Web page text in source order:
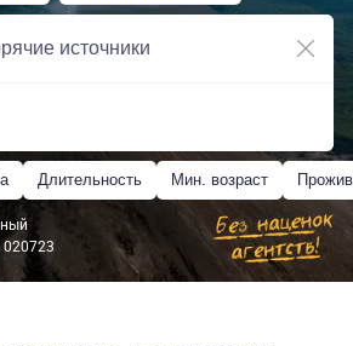
Длительность Мин. возраст
020723